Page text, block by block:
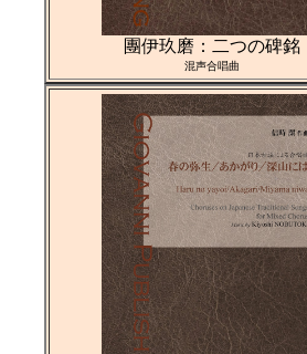
團伊玖磨：二つの碑銘
混声合唱曲